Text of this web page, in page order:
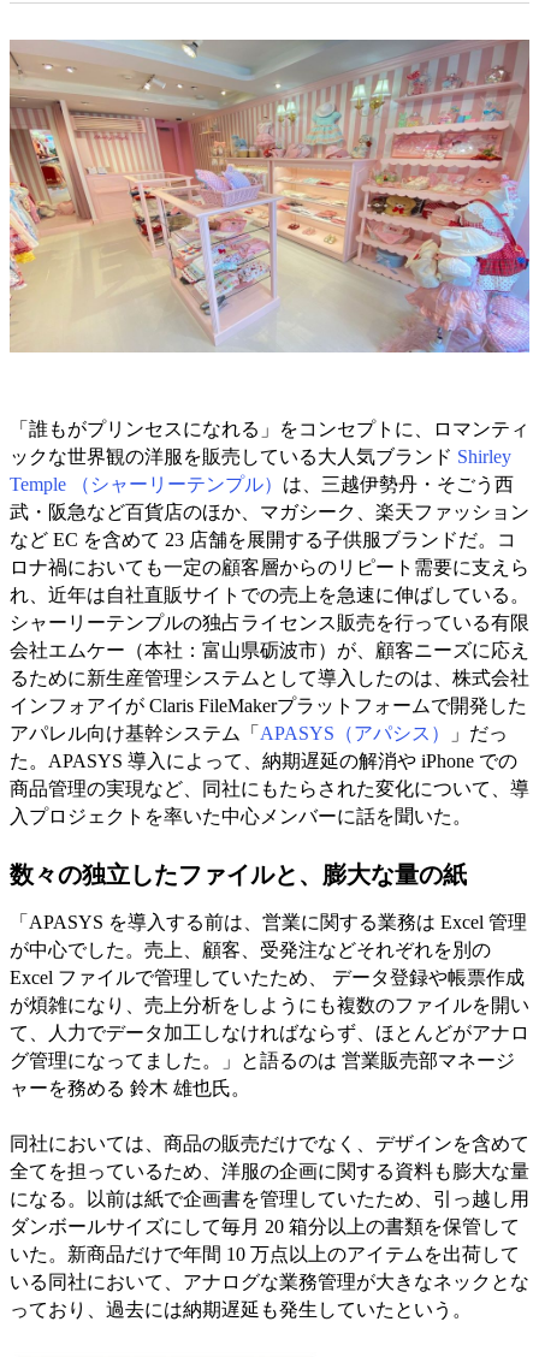
「誰もがプリンセスになれる」をコンセプトに、ロマンティ
ックな世界観の洋服を販売している大人気ブランド Shirley
Temple （シャーリーテンプル） は、三越伊勢丹・そごう西
武・阪急など百貨店のほか、マガシーク、楽天ファッション
など EC を含めて 23 店舗を展開する子供服ブランドだ。コ
ロナ禍においても一定の顧客層からのリピート需要に支えら
れ、近年は自社直販サイトでの売上を急速に伸ばしている。
シャーリーテンプルの独占ライセンス販売を行っている有限
会社エムケー（本社：富山県砺波市）が、顧客ニーズに応え
るために新生産管理システムとして導入したのは、株式会社
インフォアイが Claris FileMakerプラットフォームで開発した
アパレル向け基幹システム「 APASYS（アパシス）
」だっ
た。APASYS 導入によって、納期遅延の解消や iPhone での
商品管理の実現など、同社にもたらされた変化について、導
入プロジェクトを率いた中心メンバーに話を聞いた。
数々の独立したファイルと、膨大な量の紙
「APASYS を導入する前は、営業に関する業務は Excel 管理
が中心でした。売上、顧客、受発注などそれぞれを別の
Excel ファイルで管理していたため、 データ登録や帳票作成
が煩雑になり、売上分析をしようにも複数のファイルを開い
て、人力でデータ加工しなければならず、ほとんどがアナロ
グ管理になってました。」と語るのは 営業販売部マネージ
ャーを務める 鈴木 雄也氏。
同社においては、商品の販売だけでなく、デザインを含めて
全てを担っているため、洋服の企画に関する資料も膨大な量
になる。以前は紙で企画書を管理していたため、引っ越し用
ダンボールサイズにして毎月 20 箱分以上の書類を保管して
いた。新商品だけで年間 10 万点以上のアイテムを出荷して
いる同社において、アナログな業務管理が大きなネックとな
っており、過去には納期遅延も発生していたという。